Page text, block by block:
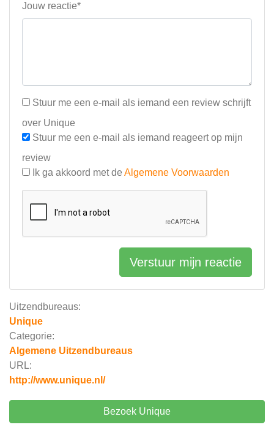
Uitzendbureaus:
Unique
Categorie:
Algemene Uitzendbureaus
URL:
http://www.unique.nl/
Bezoek Unique
Jouw reactie*
Stuur me een e-mail als iemand een review schrijft
over Unique
Stuur me een e-mail als iemand reageert op mijn
review
Ik ga akkoord met de Algemene Voorwaarden
Verstuur mijn reactie